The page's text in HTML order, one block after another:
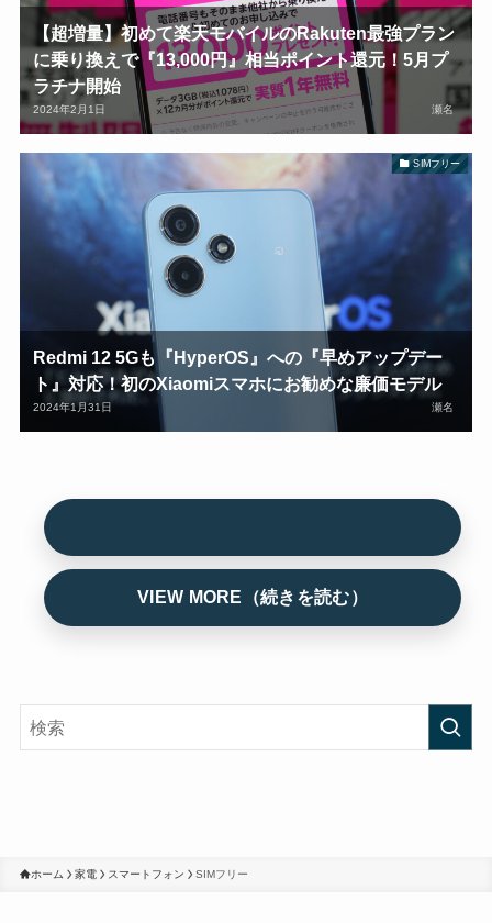
【超増量】初めて楽天モバイルのRakuten最強プラン
に乗り換えで『13,000円』相当ポイント還元！5月プ
ラチナ開始
2024年2月1日 瀬名
SIMフリー
Redmi 12 5Gも『HyperOS』への『早めアップデー
ト』対応！初のXiaomiスマホにお勧めな廉価モデル
2024年1月31日 瀬名
ホーム 家電 スマートフォン SIMフリー